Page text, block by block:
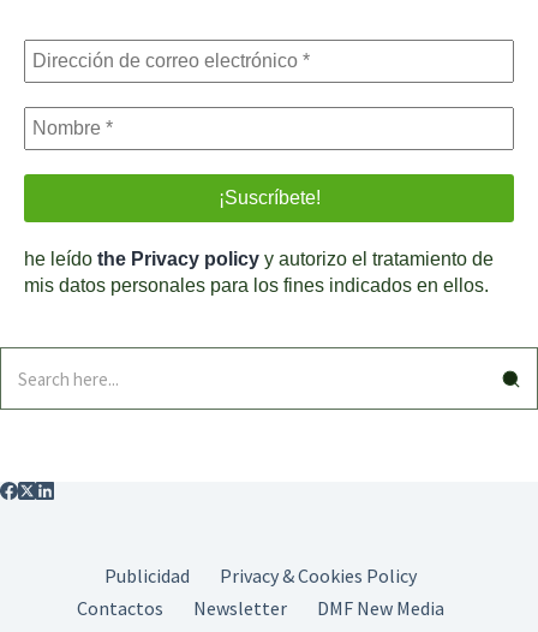
he leído the Privacy policy y autorizo el tratamiento de
mis datos personales para los fines indicados en ellos.
Publicidad
Privacy & Cookies Policy
Contactos
Newsletter
DMF New Media